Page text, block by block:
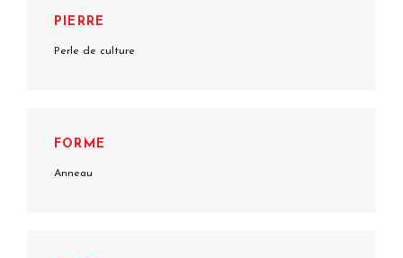
PIERRE
Perle de culture
FORME
Anneau